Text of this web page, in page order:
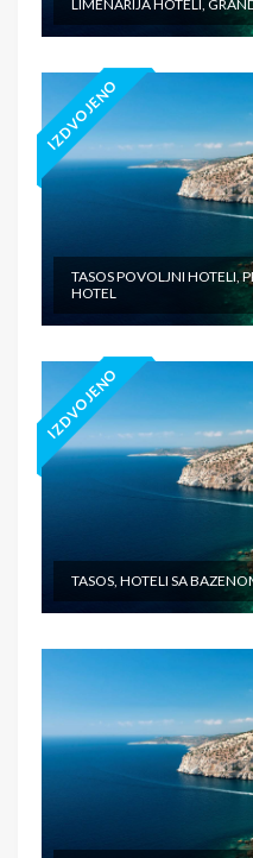
LIMENARIJA HOTELI,
IZDVOJENO
TASOS POVOLJNI HOTELI,
HOTEL
IZDVOJENO
TASOS, HOTELI SA